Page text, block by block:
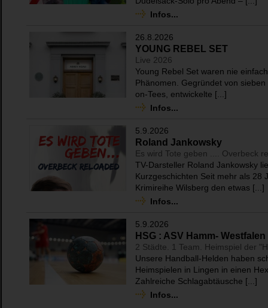
Infos...
26.8.2026
YOUNG REBEL SET
Live 2026
Young Rebel Set waren nie
Phänomen. Gegründet von
on-Tees, entwickelte [...]
Infos...
5.9.2026
Roland Jankowsky
Es wird Tote geben .... Overbeck
TV-Darsteller Roland Jankowsky
Kurzgeschichten Seit mehr als 28
Krimireihe Wilsberg den etwas [...]
Infos...
5.9.2026
HSG : ASV Hamm- Westfalen
2 Städte. 1 Team. Heimspiel der
Unsere Handball-Helden haben
Heimspielen in Lingen in einen
Zahlreiche Schlagabtäusche [...]
Infos...